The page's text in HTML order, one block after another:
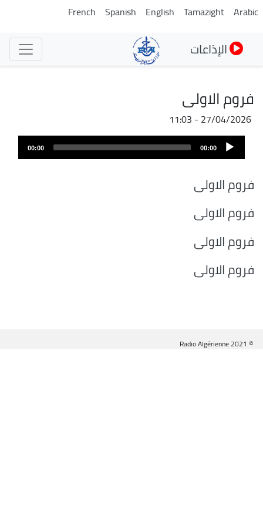
تجاوز
Arabic
Tamazight
English
Spanish
French
الإذاعات
فروم الاولى
27/04/2026 - 11:03
ملف
الصوت
Audio
Player
00:00
00:00
فروم الاولى
فروم الاولى
فروم الاولى
فروم الاولى
© Radio Algérienne 2021